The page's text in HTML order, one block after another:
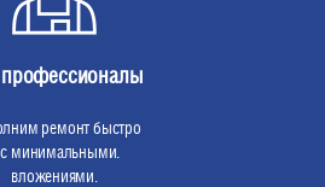
ремонт быстро
минимальными.
вложениями.